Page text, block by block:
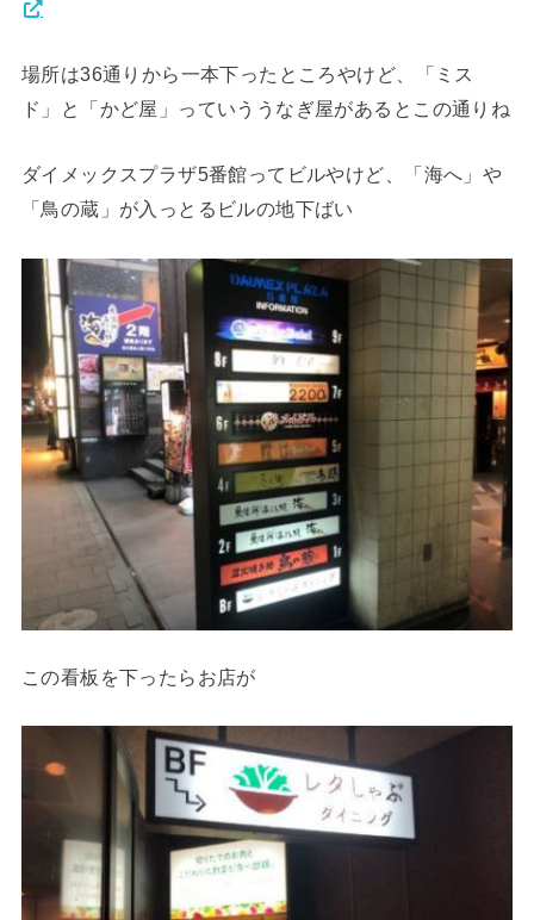
場所は36通りから一本下ったところやけど、「ミス
ド」と「かど屋」っていううなぎ屋があるとこの通りね
ダイメックスプラザ5番館ってビルやけど、「海へ」や
「鳥の蔵」が入っとるビルの地下ばい
この看板を下ったらお店が